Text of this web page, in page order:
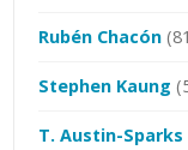
Rubén Chacón
Stephen Kaung
T. Austin-Sparks